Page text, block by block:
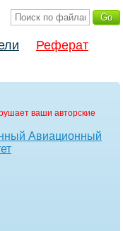
Реферат
ваши авторские
Авиационный